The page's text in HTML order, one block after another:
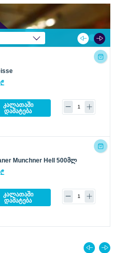
კალათაში
დამატება
Munchner Hell 500მლ
კალათაში
დამატება